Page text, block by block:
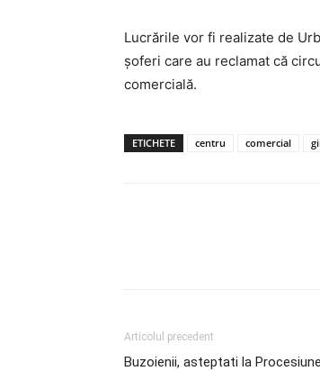
Lucrările vor fi realizate de
şoferi care au reclamat că
comercială.
ETICHETE centru comercial
Articolul precedent
Buzoienii, asteptati la